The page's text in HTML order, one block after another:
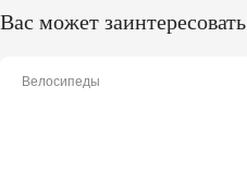
Вас может заинтересовать
Велосипеды